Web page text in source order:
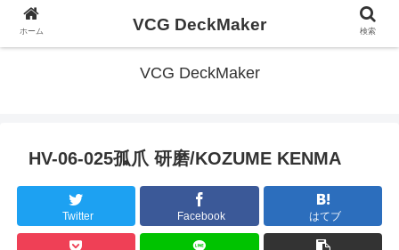
VCG DeckMaker
HV-06-025孤爪 研磨/KOZUME KENMA
Twitter Facebook はてブ
ホーム VCG DeckMaker 検索